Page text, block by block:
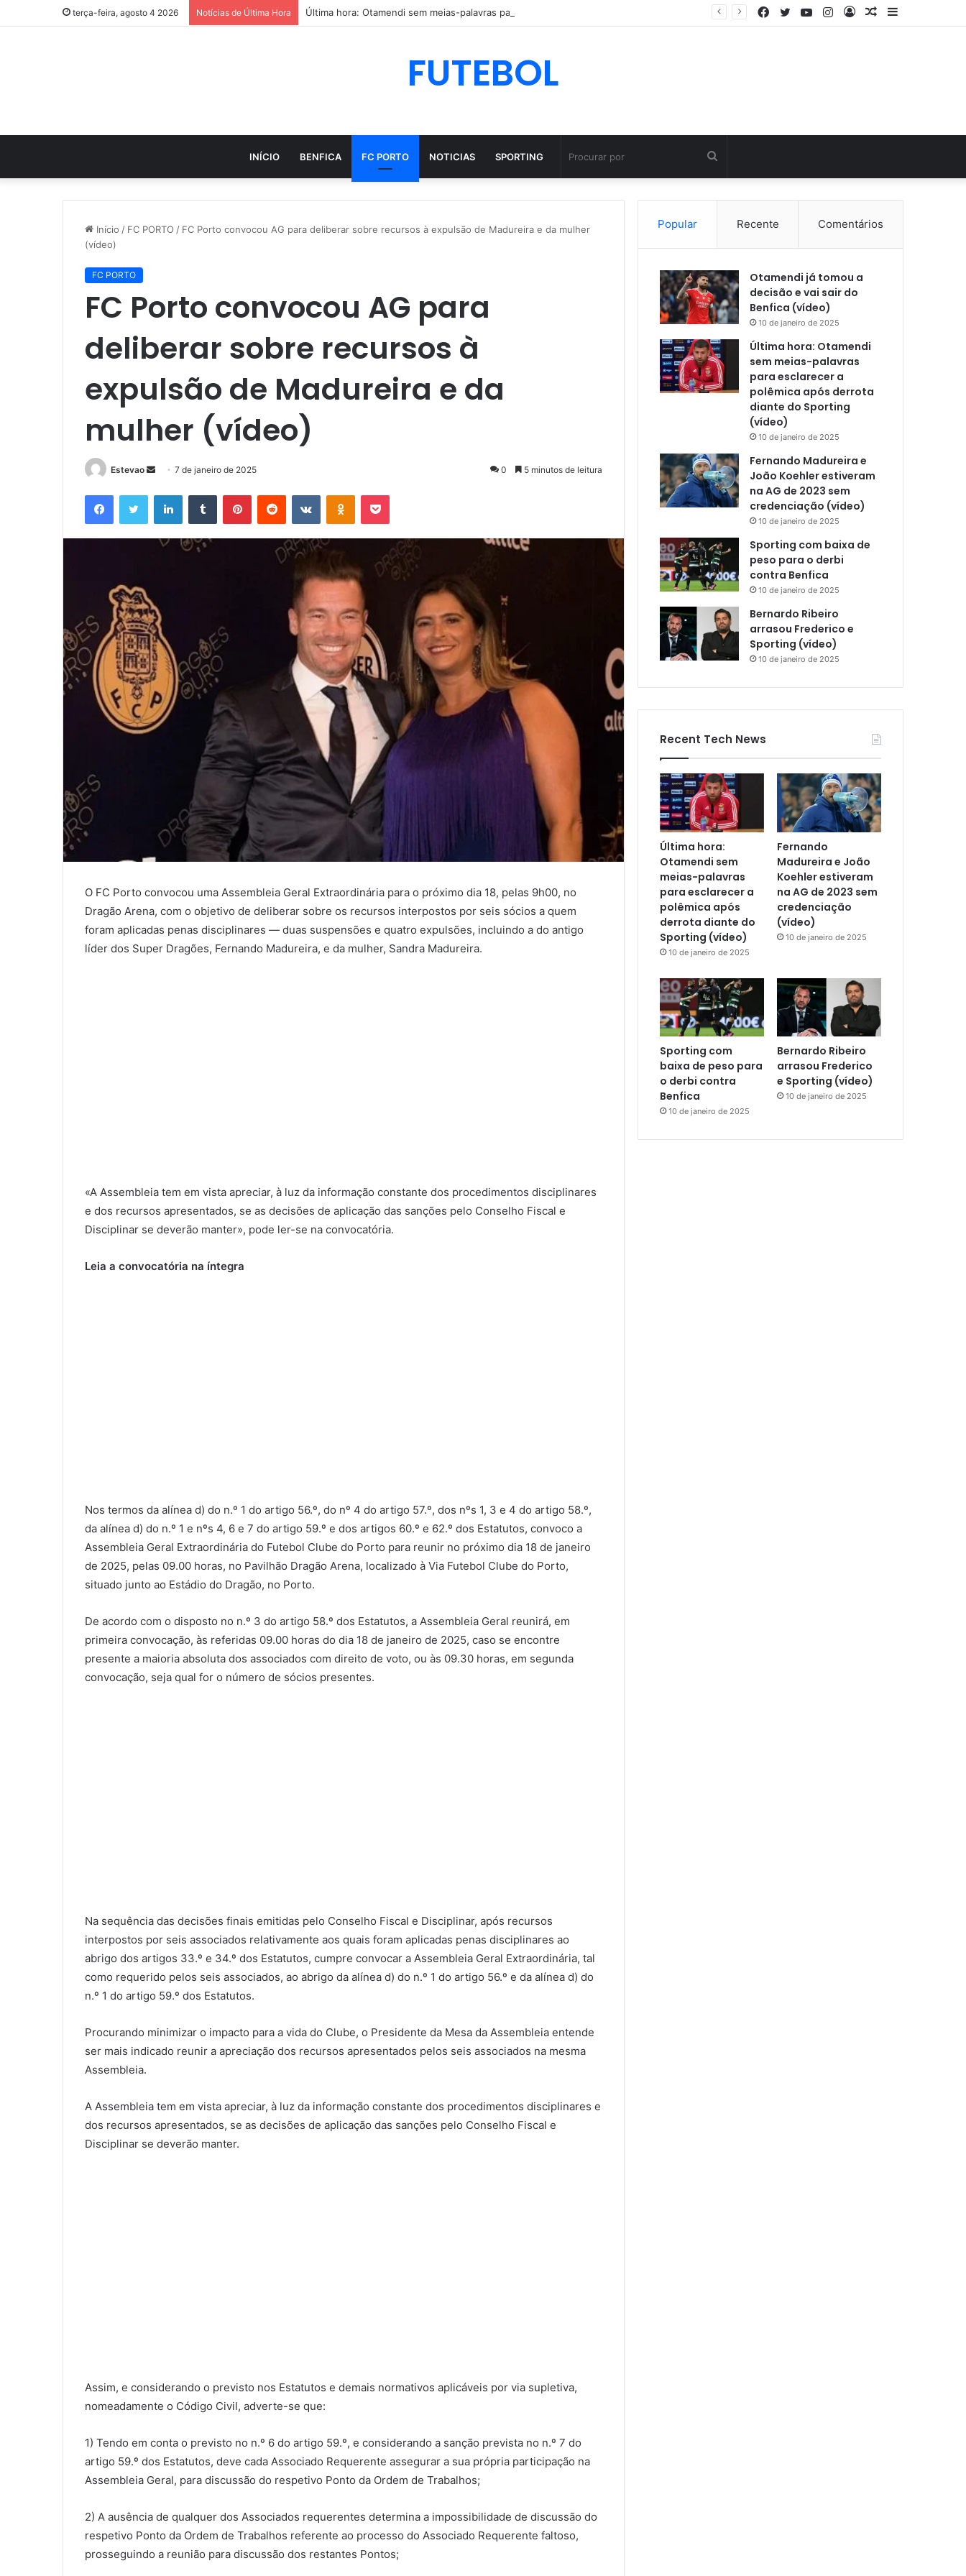
terça-feira, agosto 4 2026 Notícias de Última Hora
Barra
Artigo
Entrar
Instagram
YouTube
Twitter
Facebook
FUTEBOL
INÍCIO BENFICA FC PORTO NOTICIAS SPORTING Procurar
por
Início / FC PORTO / FC Porto convocou AG para deliberar sobre recursos à expulsão de Madureira e da mulher
(vídeo)
FC PORTO
FC Porto convocou AG para
deliberar sobre recursos à
expulsão de Madureira e da
mulher (vídeo)
Estevao
Mande
mail
7 de janeiro de 2025 0 5 minutos de leitura
FacebookTwitter LinkedinTumblr PinterestReddit VK OK Pocket
O FC Porto convocou uma Assembleia Geral Extraordinária para o próximo dia 18, pelas 9h00, no
Dragão Arena, com o objetivo de deliberar sobre os recursos interpostos por seis sócios a quem
foram aplicadas penas disciplinares — duas suspensões e quatro expulsões, incluindo a do antigo
líder dos Super Dragões, Fernando Madureira, e da mulher, Sandra Madureira.
«A Assembleia tem em vista apreciar, à luz da informação constante dos procedimentos disciplinares
e dos recursos apresentados, se as decisões de aplicação das sanções pelo Conselho Fiscal e
Disciplinar se deverão manter», pode ler-se na convocatória.
Leia a convocatória na íntegra
Nos termos da alínea d) do n.º 1 do artigo 56.º, do nº 4 do artigo 57.º, dos nºs 1, 3 e 4 do artigo 58.º,
da alínea d) do n.º 1 e nºs 4, 6 e 7 do artigo 59.º e dos artigos 60.º e 62.º dos Estatutos, convoco a
Assembleia Geral Extraordinária do Futebol Clube do Porto para reunir no próximo dia 18 de janeiro
de 2025, pelas 09.00 horas, no Pavilhão Dragão Arena, localizado à Via Futebol Clube do Porto,
situado junto ao Estádio do Dragão, no Porto.
De acordo com o disposto no n.º 3 do artigo 58.º dos Estatutos, a Assembleia Geral reunirá, em
primeira convocação, às referidas 09.00 horas do dia 18 de janeiro de 2025, caso se encontre
presente a maioria absoluta dos associados com direito de voto, ou às 09.30 horas, em segunda
convocação, seja qual for o número de sócios presentes.
Na sequência das decisões finais emitidas pelo Conselho Fiscal e Disciplinar, após recursos
interpostos por seis associados relativamente aos quais foram aplicadas penas disciplinares ao
abrigo dos artigos 33.º e 34.º dos Estatutos, cumpre convocar a Assembleia Geral Extraordinária, tal
como requerido pelos seis associados, ao abrigo da alínea d) do n.º 1 do artigo 56.º e da alínea d) do
n.º 1 do artigo 59.º dos Estatutos.
Procurando minimizar o impacto para a vida do Clube, o Presidente da Mesa da Assembleia entende
ser mais indicado reunir a apreciação dos recursos apresentados pelos seis associados na mesma
Assembleia.
A Assembleia tem em vista apreciar, à luz da informação constante dos procedimentos disciplinares e
dos recursos apresentados, se as decisões de aplicação das sanções pelo Conselho Fiscal e
Disciplinar se deverão manter.
Assim, e considerando o previsto nos Estatutos e demais normativos aplicáveis por via supletiva,
nomeadamente o Código Civil, adverte-se que:
1) Tendo em conta o previsto no n.º 6 do artigo 59.º, e considerando a sanção prevista no n.º 7 do
artigo 59.º dos Estatutos, deve cada Associado Requerente assegurar a sua própria participação na
Assembleia Geral, para discussão do respetivo Ponto da Ordem de Trabalhos;
2) A ausência de qualquer dos Associados requerentes determina a impossibilidade de discussão do
respetivo Ponto da Ordem de Trabalhos referente ao processo do Associado Requerente faltoso,
prosseguindo a reunião para discussão dos restantes Pontos;
Popular Recente Comentários
Otamendi já tomou a
decisão e vai sair do
Benfica (vídeo)
10 de janeiro de 2025
Última hora: Otamendi
sem meias-palavras
para esclarecer a
polêmica após derrota
diante do Sporting
(vídeo)
10 de janeiro de 2025
Fernando Madureira e
João Koehler estiveram
na AG de 2023 sem
credenciação (vídeo)
10 de janeiro de 2025
Sporting com baixa de
peso para o derbi
contra Benfica
10 de janeiro de 2025
Bernardo Ribeiro
arrasou Frederico e
Sporting (vídeo)
10 de janeiro de 2025
Recent Tech News
Última hora:
Otamendi sem
meias-palavras
para esclarecer a
polêmica após
derrota diante do
Sporting (vídeo)
10 de janeiro de 2025
Fernando
Madureira e João
Koehler estiveram
na AG de 2023 sem
credenciação
(vídeo)
10 de janeiro de 2025
Sporting com
baixa de peso para
o derbi contra
Benfica
10 de janeiro de 2025
Bernardo Ribeiro
arrasou Frederico
e Sporting (vídeo)
10 de janeiro de 2025